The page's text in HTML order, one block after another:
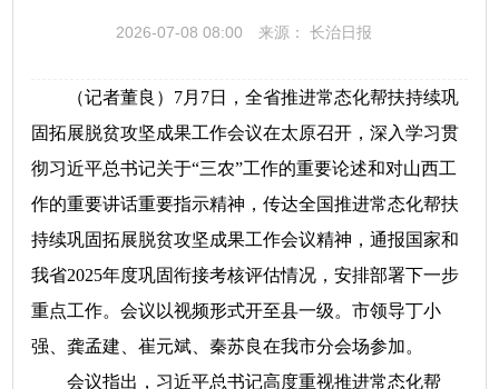
2026-07-08 08:00 来源： 长治日报
（记者董良）7月7日，全省推进常态化帮扶持续巩
固拓展脱贫攻坚成果工作会议在太原召开，深入学习贯
彻习近平总书记关于“三农”工作的重要论述和对山西工
作的重要讲话重要指示精神，传达全国推进常态化帮扶
持续巩固拓展脱贫攻坚成果工作会议精神，通报国家和
我省2025年度巩固衔接考核评估情况，安排部署下一步
重点工作。会议以视频形式开至县一级。市领导丁小
强、龚孟建、崔元斌、秦苏良在我市分会场参加。
会议指出，习近平总书记高度重视推进常态化帮